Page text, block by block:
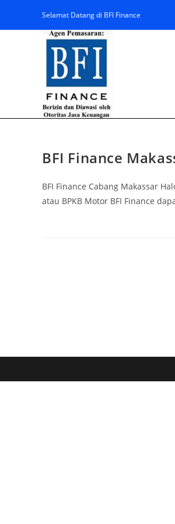
Selamat Datang di BFI Finance
BFI Finance
BFI Finance Cabang Makassar
atau BPKB Motor BFI Finance